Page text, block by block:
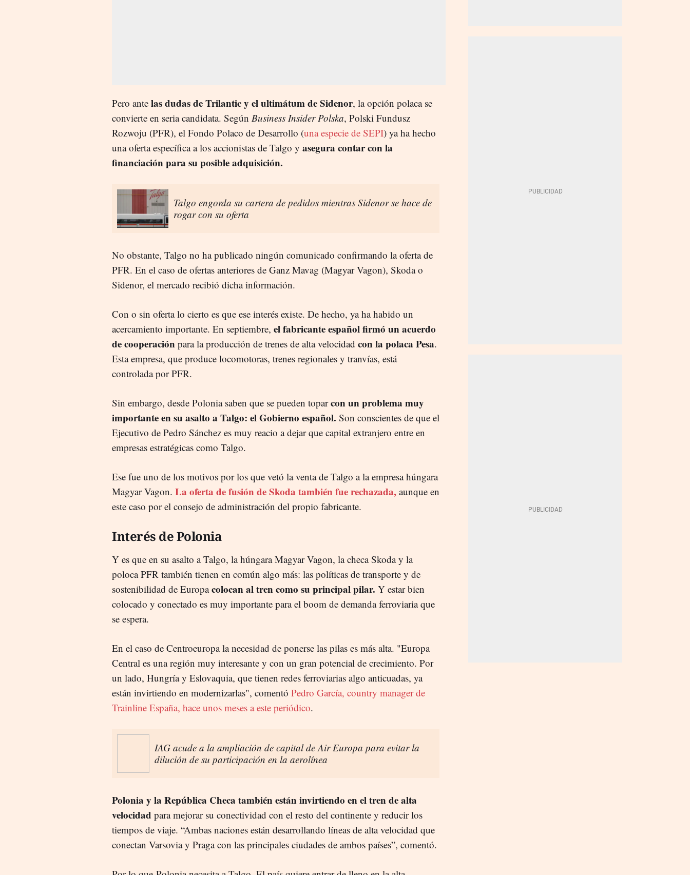
Pero ante las dudas de Trilantic y el ultimátum de Sidenor, la opción polaca se
convierte en seria candidata. Según Business Insider Polska, Polski Fundusz
Rozwoju (PFR), el Fondo Polaco de Desarrollo (una especie de SEPI) ya ha hecho
una oferta específica a los accionistas de Talgo y asegura contar con la
financiación para su posible adquisición.
Talgo engorda su cartera de pedidos mientras Sidenor se hace de
rogar con su oferta
No obstante, Talgo no ha publicado ningún comunicado confirmando la oferta de
PFR. En el caso de ofertas anteriores de Ganz Mavag (Magyar Vagon), Skoda o
Sidenor, el mercado recibió dicha información.
Con o sin oferta lo cierto es que ese interés existe. De hecho, ya ha habido un
acercamiento importante. En septiembre, el fabricante español firmó un acuerdo
de cooperación para la producción de trenes de alta velocidad con la polaca Pesa.
Esta empresa, que produce locomotoras, trenes regionales y tranvías, está
controlada por PFR.
Sin embargo, desde Polonia saben que se pueden toparcon un problema muy
importante en su asalto a Talgo: el Gobierno español. Son conscientes de que el
Ejecutivo de Pedro Sánchez es muy reacio a dejar que capital extranjero entre en
empresas estratégicas como Talgo.
Ese fue uno de los motivos por los que vetó la venta de Talgo a la empresa húngara
Magyar Vagon. La oferta de fusión de Skoda también fue rechazada, aunque en
este caso por el consejo de administración del propio fabricante.
Interés de Polonia
Y es que en su asalto a Talgo, la húngara Magyar Vagon, la checa Skoda y la
poloca PFR también tienen en común algo más: las políticas de transporte y de
sostenibilidad de Europacolocan al tren como su principal pilar. Y estar bien
colocado y conectado es muy importante para el boom de demanda ferroviaria que
se espera.
En el caso de Centroeuropa la necesidad de ponerse las pilas es más alta. "Europa
Central es una región muy interesante y con un gran potencial de crecimiento. Por
un lado, Hungría y Eslovaquia, que tienen redes ferroviarias algo anticuadas, ya
están invirtiendo en modernizarlas", comentó Pedro García, country manager de
Trainline España, hace unos meses a este periódico.
IAG acude a la ampliación de capital de Air Europa para evitar la
dilución de su participación en la aerolínea
Polonia y la República Checa también están invirtiendo en el tren de alta
velocidad para mejorar su conectividad con el resto del continente y reducir los
tiempos de viaje. “Ambas naciones están desarrollando líneas de alta velocidad que
conectan Varsovia y Praga con las principales ciudades de ambos países”, comentó.